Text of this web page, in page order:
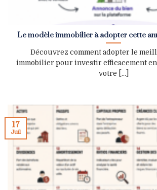
Le modèle immobilier à adopter cette
Découvrez comment adopter le
immobilier pour investir efficacement en
votre [...]
17
Juil